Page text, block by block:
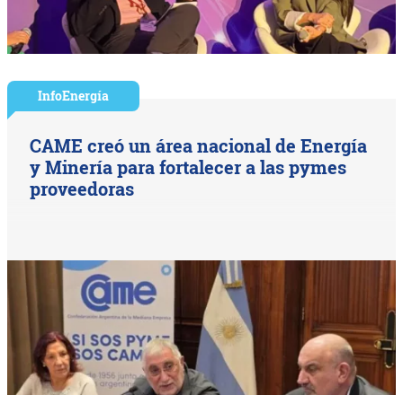
InfoEnergía
CAME creó un área nacional de Energía
y Minería para fortalecer a las pymes
proveedoras